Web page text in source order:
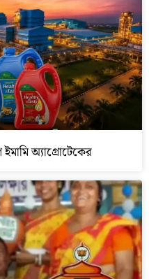
অ্যাগ্রোটেকের